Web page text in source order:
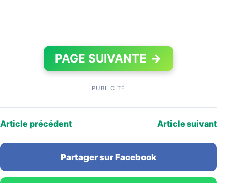
PAGE SUIVANTE →
PUBLICITÉ
Article précédent Article suivant
Partager sur Facebook